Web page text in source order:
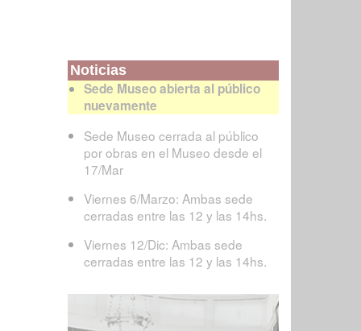
Noticias
Sede Museo abierta al público
nuevamente
Sede Museo cerrada al público
por obras en el Museo desde el
17/Mar
Viernes 6/Marzo: Ambas sede
cerradas entre las 12 y las 14hs.
Viernes 12/Dic: Ambas sede
cerradas entre las 12 y las 14hs.